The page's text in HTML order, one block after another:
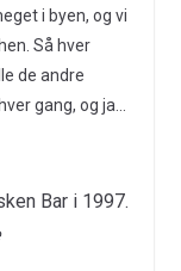
i byen, og vi
Så hver
de andre
gang, og ja…
Bar i 1997.